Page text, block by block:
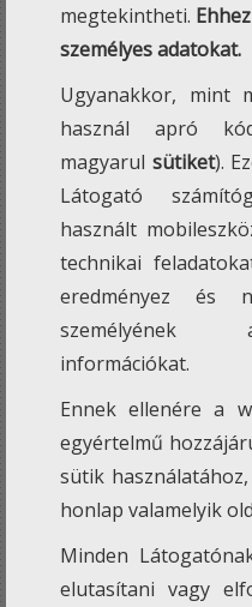
megtekintheti.
személyes adatokat.
Ugyanakkor, mint
használ apró
magyarul sütiket).
Látogató
használt
technikai
eredményez és
személyének
információkat.
Ennek ellenére a
egyértelmű
sütik
honlap valamelyik
Minden
elutasítani vagy